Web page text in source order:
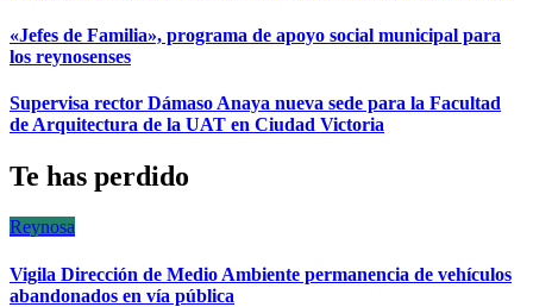
«Jefes de Familia», programa de apoyo social municipal para
los reynosenses
Supervisa rector Dámaso Anaya nueva sede para la Facultad
de Arquitectura de la UAT en Ciudad Victoria
Te has perdido
Reynosa
Vigila Dirección de Medio Ambiente permanencia de vehículos
abandonados en vía pública